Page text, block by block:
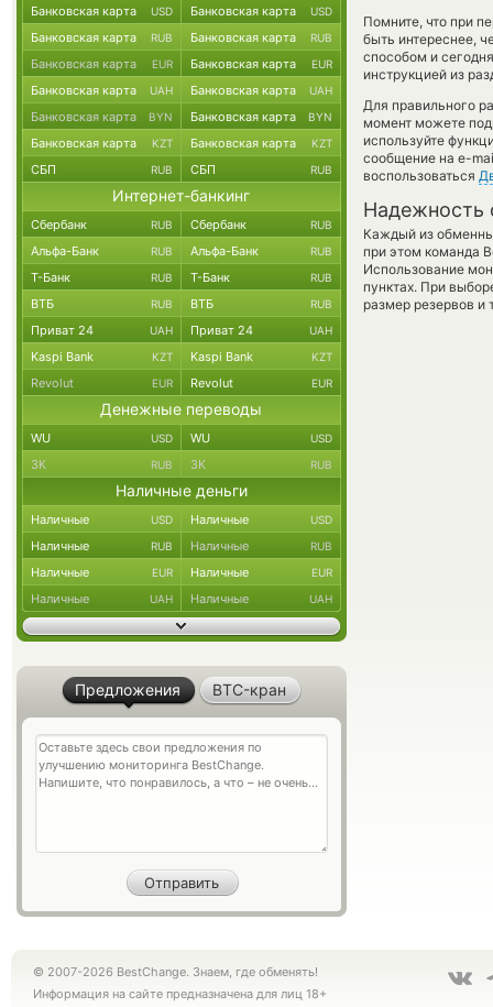
Помните, что при
быть интереснее,
способом и
инструкцией из
Для правильного
момент можете
используйте
сообщение на e-
воспользоваться
Надежность
Каждый из
при этом команда
Использование
пунктах. При
размер резервов и
Банковская карта USD Банковская карта USD
Банковская карта RUB Банковская карта RUB
Банковская карта EUR Банковская карта EUR
Банковская карта UAH Банковская карта UAH
Банковская карта BYN Банковская карта BYN
Банковская карта KZT Банковская карта KZT
СБП RUB СБП RUB
Интернет-банкинг
Сбербанк RUB Сбербанк RUB
Альфа-Банк RUB Альфа-Банк RUB
Т-Банк RUB Т-Банк RUB
ВТБ RUB ВТБ RUB
Приват 24 UAH Приват 24 UAH
Kaspi Bank KZT Kaspi Bank KZT
Revolut EUR Revolut EUR
Денежные переводы
WU USD WU USD
ЗК RUB ЗК RUB
Наличные деньги
Наличные USD Наличные USD
Наличные RUB Наличные RUB
Наличные EUR Наличные EUR
Наличные UAH Наличные UAH
Предложения BTC-кран
© 2007-2026 BestChange. Знаем, где обменять!
Информация на сайте предназначена для лиц 18+